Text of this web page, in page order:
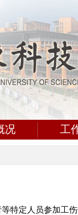
况 工
特定人员参加工伤